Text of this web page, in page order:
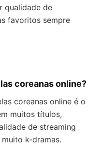
qualidade de
favoritos sempre
coreanas online?
coreanas online é o
muitos títulos,
de streaming
k-dramas.